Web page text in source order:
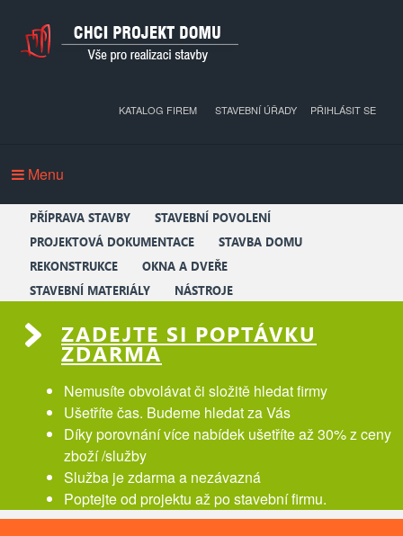
PŘIHLÁSIT SE
KATALOG FIREM STAVEBNÍ ÚŘADY
Menu
PŘÍPRAVA STAVBY
STAVEBNÍ POVOLENÍ
PROJEKTOVÁ DOKUMENTACE
STAVBA DOMU
REKONSTRUKCE
OKNA A DVEŘE
STAVEBNÍ MATERIÁLY
NÁSTROJE
ZADEJTE SI POPTÁVKU
ZDARMA
Nemusíte obvolávat či složitě hledat firmy
Ušetříte čas. Budeme hledat za Vás
Díky porovnání více nabídek ušetříte až 30% z ceny
zboží /služby
Služba je zdarma a nezávazná
Poptejte od projektu až po stavební firmu.